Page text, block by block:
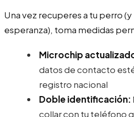
Una vez recuperes a tu perro (y
esperanza), toma medidas
Microchip
datos de contacto
registro nacional
Doble identificación:
collar con tu teléfono